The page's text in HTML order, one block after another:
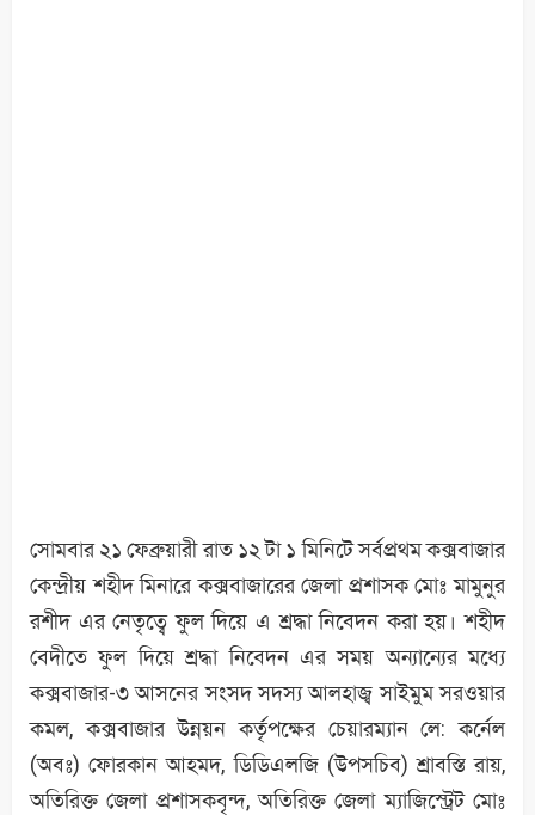
সোমবার ২১ ফেব্রুয়ারী রাত ১২ টা ১ মিনিটে সর্বপ্রথম কক্সবাজার
কেন্দ্রীয় শহীদ মিনারে কক্সবাজারের জেলা প্রশাসক মোঃ মামুনুর
রশীদ এর নেতৃত্বে ফুল দিয়ে এ শ্রদ্ধা নিবেদন করা হয়। শহীদ
বেদীতে ফুল দিয়ে শ্রদ্ধা নিবেদন এর সময় অন্যান্যের মধ্যে
কক্সবাজার-৩ আসনের সংসদ সদস্য আলহাজ্ব সাইমুম সরওয়ার
কমল, কক্সবাজার উন্নয়ন কর্তৃপক্ষের চেয়ারম্যান লে: কর্নেল
(অবঃ) ফোরকান আহমদ, ডিডিএলজি (উপসচিব) শ্রাবস্তি রায়,
অতিরিক্ত জেলা প্রশাসকবৃন্দ, অতিরিক্ত জেলা ম্যাজিস্ট্রেট মোঃ